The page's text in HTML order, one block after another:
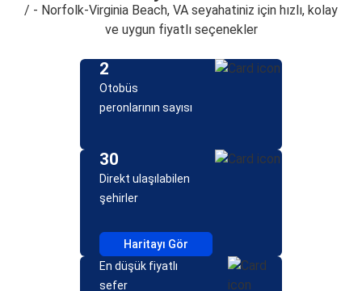
/ - Norfolk-Virginia Beach, VA seyahatiniz için hızlı, kolay
ve uygun fiyatlı seçenekler
2
Otobüs
peronlarının sayısı
30
Direkt ulaşılabilen
şehirler
Haritayı Gör
En düşük fiyatlı
sefer